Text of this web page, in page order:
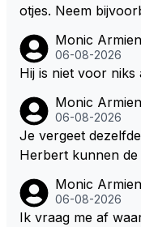
otjes. Neem
artjes ouder is en
alig RB-lid op de
oon. Ieder jaar is
eam. Op 28-jarige
ccesvol raceteam.
Monic
06-08-2026
Hij is niet voor niks
Monic
06-08-2026
Je vergeet
Herbert kunnen
Monic
06-08-2026
Ik vraag me af